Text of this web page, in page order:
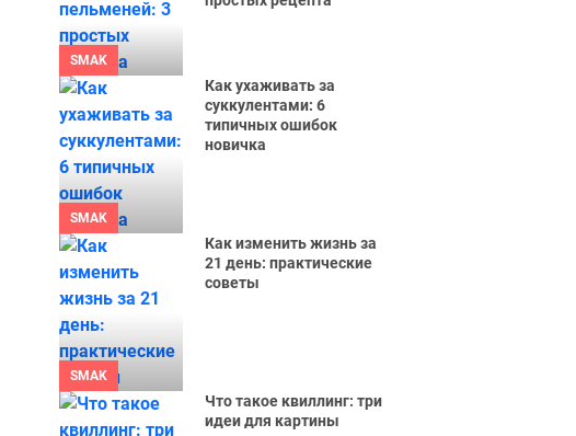
SMAK
SMAK
Как ухаживать за
суккулентами: 6
типичных ошибок
новичка
SMAK
Как изменить жизнь за
21 день: практические
советы
Что такое квиллинг: три
идеи для картины